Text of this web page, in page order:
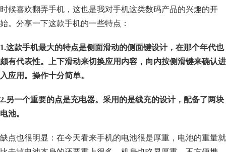
时候喜欢翻弄手机，这也是我对手机这类数码产品的兴趣的开
始。分享一下这款手机的一些特点：
1.这款手机最大的特点是侧面滑动的侧面键设计，在那个年代也
颇有代表性。上下滑动来切换应用内容，向内按侧滑键来确认进
入应用。操作十分简单。
2.另一个重要的点是充电器。采用的是线充的设计，配备了两块
电池。
缺点也很明显：在今天看来手机的电池很是厚重，电池的重量就